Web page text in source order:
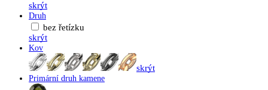
skrýt
Druh
bez řetízku
skrýt
Kov
skrýt
Primární druh kamene